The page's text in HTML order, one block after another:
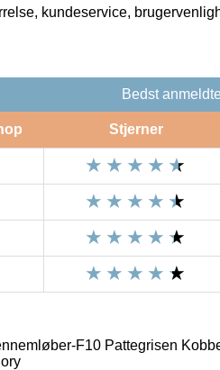
kundeservice,
Bedst
Stjerner
F10 Pattegrisen